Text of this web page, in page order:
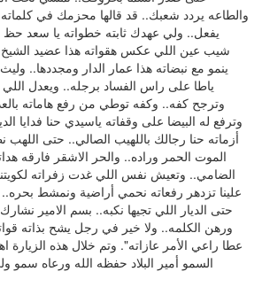
والطاعه يردد شعبك.. قد قالها محزمك في
يفعل.. ولي عهدك ثابته خطواته يا سعد
شيب عين اللي عكس هقواته هذا عضيد الشيخ
ينمو مع نبضاته هذا عمار الدار ومجددها..
ياطا على راس الفساد برجله.. ويعدل اللي
وترجح كفه.. وكفه توطي من رفع هاماته
وترفع له البيضا على وقفاته ياسيدي حنا فدايا
أزماته حنا رجالك باللهيب الصالي.. حتى
الموت الحمر وراده.. والحر الاشقر فارقه
الضامي.. وتعيش نفس اللي غدت زفراته
علينا تزدهر رفعاته نحمي أراضية ونمشط بحره..
حتى الديار اللي تجيها نكبه.. بسم الامير
ورهن الكلمه.. ولا خير في رجل يشح بذاته
عطا راعي الأمر عازاته". وتم خلال هذه
السمو أمير البلاد حفظه الله ورعاه سمو